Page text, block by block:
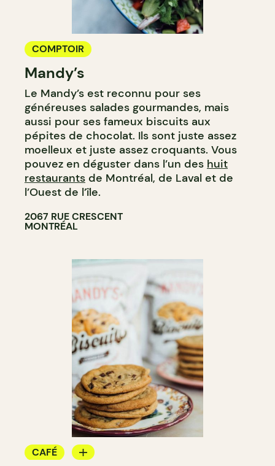
COMPTOIR
Mandy’s
Le Mandy’s est reconnu pour ses
généreuses salades gourmandes, mais
aussi pour ses fameux biscuits aux
pépites de chocolat. Ils sont juste assez
moelleux et juste assez croquants. Vous
pouvez en déguster dans l’un des huit
restaurants de Montréal, de Laval et de
l’Ouest de l’île.
2067 RUE CRESCENT
MONTRÉAL
CAFÉ